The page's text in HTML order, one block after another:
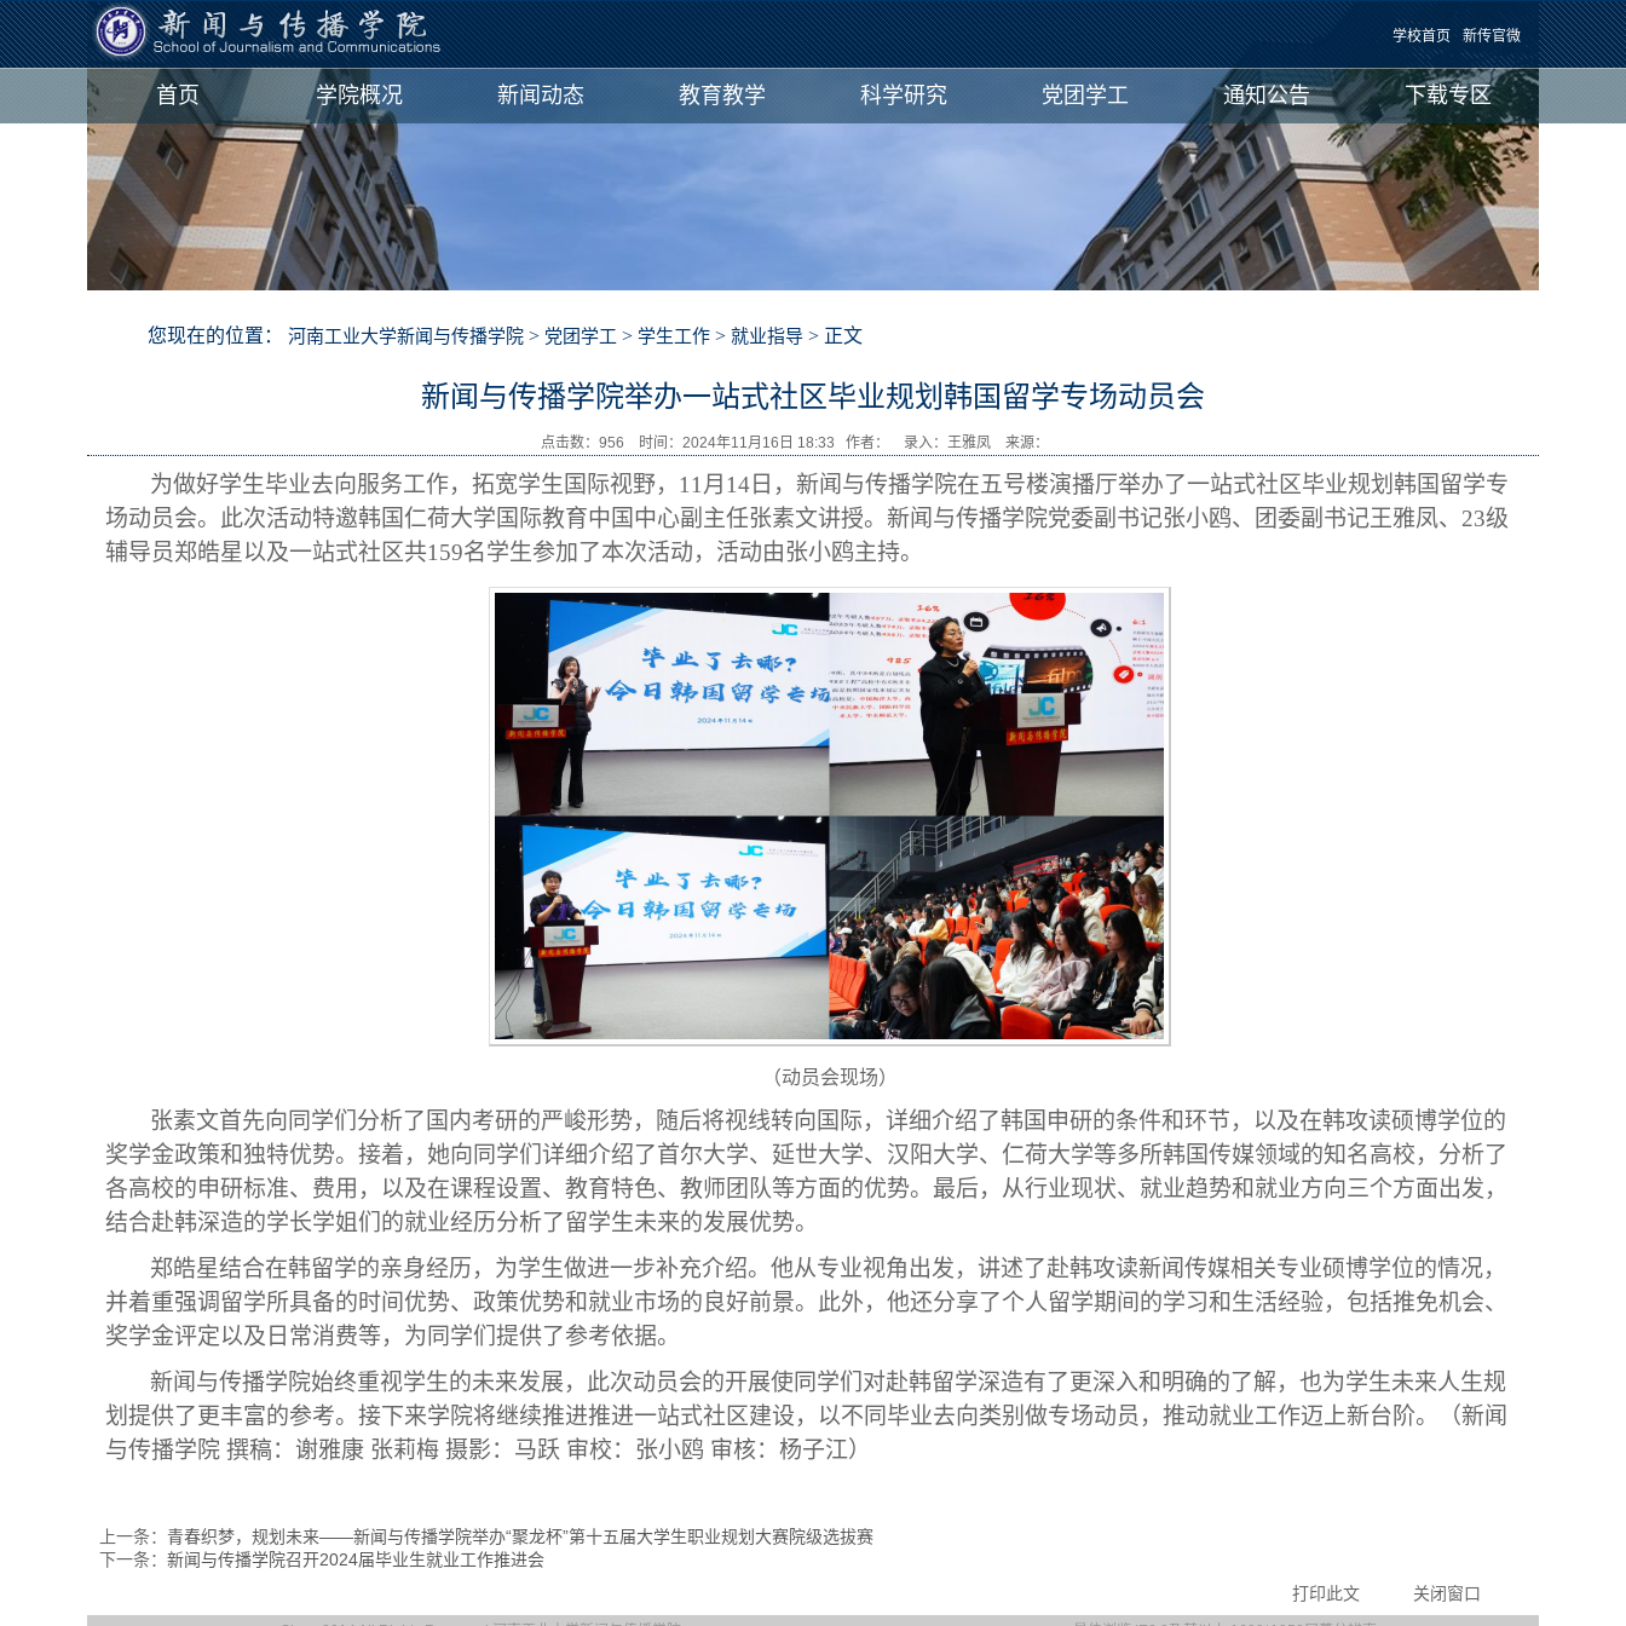
学校首页 新传官微
首页 学院概况 新闻动态 教育教学 科学研究 党团学工 通知公告 下载专区
您现在的位置： 河南工业大学新闻与传播学院 > 党团学工 > 学生工作 > 就业指导 > 正文
新闻与传播学院举办一站式社区毕业规划韩国留学专场动员会
点击数： 956 时间：2024年11月16日 18:33 作者： 录入：王雅凤 来源：
为做好学生毕业去向服务工作， 拓宽学生国际视野， 11月14日，新闻与传播学院在五号楼演播厅举办了一站式社区毕业规划 韩国留学专
场动员会。 此次活动特邀韩国仁荷大学国际教育中国中心副主任张素文讲授。 新闻与传播学院党委副书记张小鸥、团委副书记王雅凤、 23级
辅导员郑皓星以及一站式社区共159名学生参加了本次活动， 活动由张小鸥主持。
（动员会现场）
张素文首先向同学们 分析了国内考研的严峻形势， 随后将视线转向国际，详细介绍了韩国申研的条件和环节， 以及在韩攻读硕博学位的
奖学金政策和独特优势。 接着， 她向同学们 详细介绍了首尔大学、 延世大学、汉阳大学、仁荷大学等多所韩国传媒领域的知名高校， 分析了
各高校的申研标准、费用 ， 以及在课程设置、教育特色、教师团队等方面的优势。 最后，从行业现状、就业趋势和就业方向三个方面出发，
结合赴韩深造的学长学姐们的就业经历分析了留学生未来的发展优势。
郑皓星结合在韩留学的亲身经历， 为学生做进一步补充介绍。 他从专业视角出发， 讲述了赴韩攻读新闻传媒相关专业硕博学位的情况，
并着重强调留学所具备的时间优势、政策优势和就业市场的良好前景。 此外，他还分享了个人留学期间的学习和生活经验，包括推免机会、
奖学金评定以及日常消费等，为同学们提供了参考依据。
新闻与传播学院始终重视学生的未来发展， 此次动员会的开展使同学们对赴韩留学深造有了更深入和明确的了解，也为学生未来人生规
划提供了更丰富的参考。接下来学院将继续推进推进一站式社区建设， 以不同毕业去向类别做专场动员 ，推动就业工作迈上新台阶。（新闻
与传播学院 撰稿：谢雅康 张莉梅 摄影：马跃 审校：张小鸥 审核：杨子江）
上一条： 青春织梦，规划未来——新闻与传播学院举办“聚龙杯”第十五届大学生职业规划大赛院级选拔赛
下一条： 新闻与传播学院召开2024届毕业生就业工作推进会
打印此文
关闭窗口